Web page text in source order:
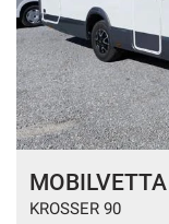
MOBILVETTA
KROSSER 90